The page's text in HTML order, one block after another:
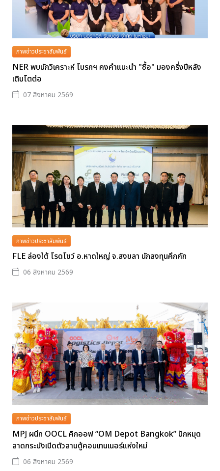
ภาพข่าวประชาสัมพันธ์
NER พบนักวิเคราะห์ โบรกฯ คงคำแนะนำ "ซื้อ" มองครึ่งปีหลัง
เติบโตต่อ
07 สิงหาคม 2569
ภาพข่าวประชาสัมพันธ์
FLE ล่องใต้ โรดโชว์ อ.หาดใหญ่ จ.สงขลา นักลงทุนคึกคัก
06 สิงหาคม 2569
ภาพข่าวประชาสัมพันธ์
MPJ ผนึก OOCL คิกออฟ “OM Depot Bangkok” ปักหมุด
ลาดกระบังเปิดตัวลานตู้คอนเทนเนอร์แห่งใหม่
06 สิงหาคม 2569